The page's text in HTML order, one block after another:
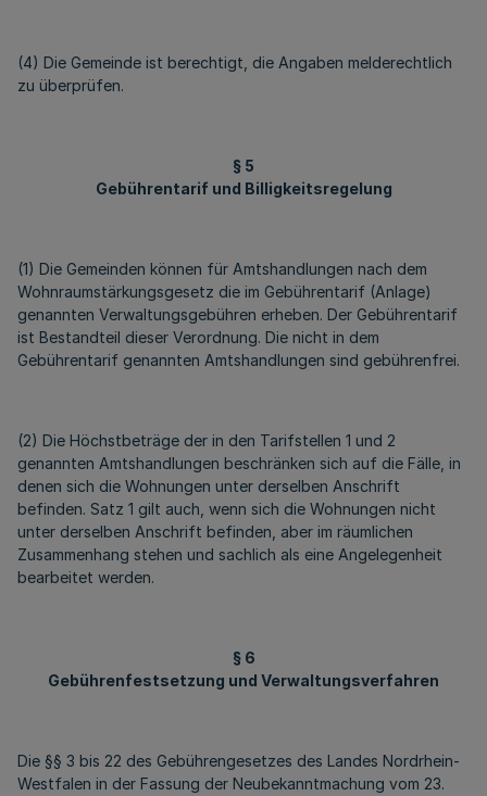
(4) Die Gemeinde ist berechtigt, die Angaben melderechtlich
zu überprüfen.
§ 5
Gebührentarif und Billigkeitsregelung
(1) Die Gemeinden können für Amtshandlungen nach dem
Wohnraumstärkungsgesetz die im Gebührentarif (Anlage)
genannten Verwaltungsgebühren erheben. Der Gebührentarif
ist Bestandteil dieser Verordnung. Die nicht in dem
Gebührentarif genannten Amtshandlungen sind gebührenfrei.
(2) Die Höchstbeträge der in den Tarifstellen 1 und 2
genannten Amtshandlungen beschränken sich auf die Fälle, in
denen sich die Wohnungen unter derselben Anschrift
befinden. Satz 1 gilt auch, wenn sich die Wohnungen nicht
unter derselben Anschrift befinden, aber im räumlichen
Zusammenhang stehen und sachlich als eine Angelegenheit
bearbeitet werden.
§ 6
Gebührenfestsetzung und Verwaltungsverfahren
Die §§ 3 bis 22 des Gebührengesetzes des Landes Nordrhein-
Westfalen in der Fassung der Neubekanntmachung vom 23.